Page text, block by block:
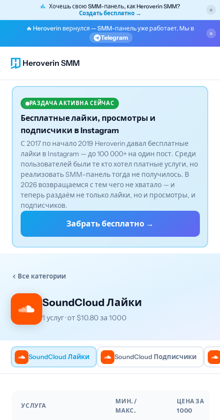
Хочешь свою SMM-панель, как Heroverin SMM?
Создать бесплатно →
×
🔥 Heroverin вернулся — SMM-панель уже работает. Мы в
Telegram
×
Heroverin SMM
РАЗДАЧА АКТИВНА СЕЙЧАС
Бесплатные лайки, просмотры и
подписчики в Instagram
С 2017 по начало 2019 Heroverin давал бесплатные
лайки в Instagram — до 100 000+ на один пост. Среди
пользователей были те кто хотел платные услуги, но
реализовать SMM-панель тогда не получилось. В
2026 возвращаемся с тем чего не хватало — и
теперь раздаём не только лайки, но и просмотры, и
подписчиков.
Забрать бесплатно →
Все категории
SoundCloud Лайки
1 услуг · от $10.80 за 1000
SoundCloud Лайки SoundCloud Подписчики
УСЛУГА
МИН. /
МАКС.
ЦЕНА ЗА
1000